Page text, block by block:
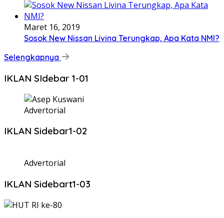
Maret 16, 2019
Sosok New Nissan Livina Terungkap, Apa Kata NMI?
Selengkapnya
IKLAN SIdebar 1-01
Advertorial
IKLAN Sidebar1-02
Advertorial
IKLAN Sidebart1-03